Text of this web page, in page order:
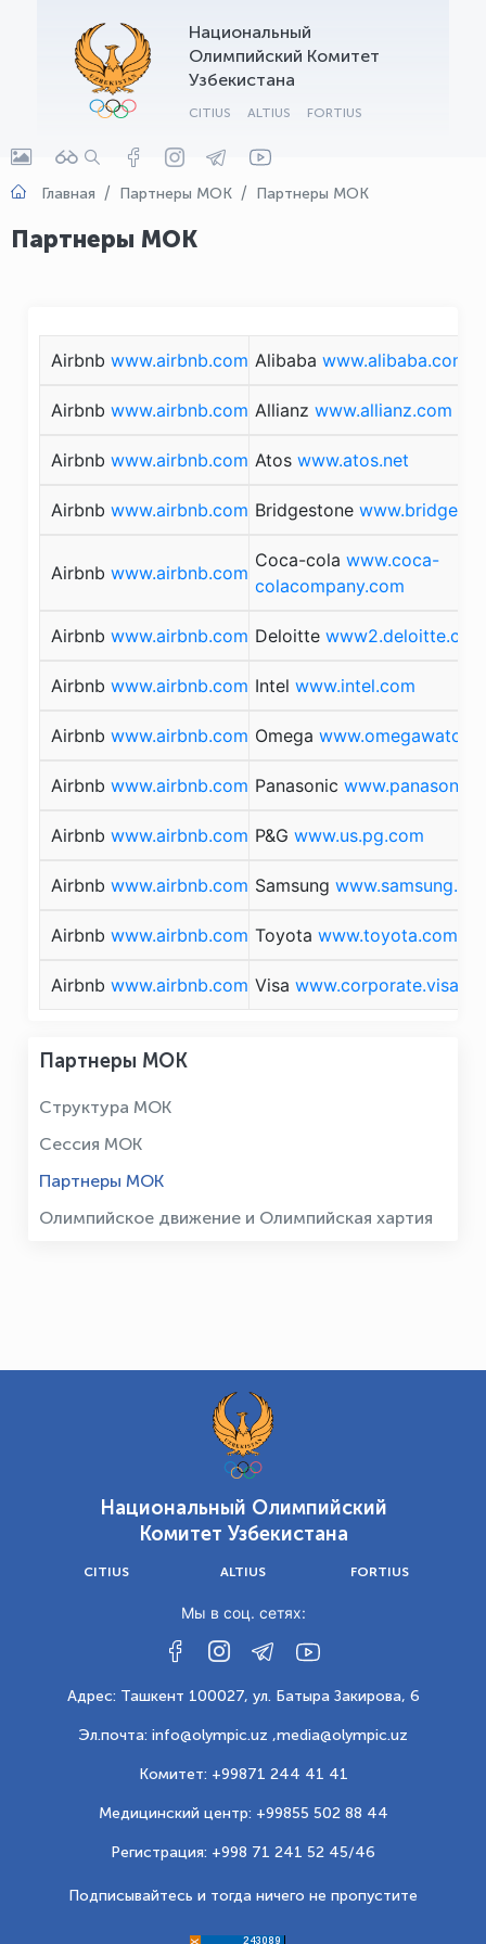
Национальный
Олимпийский Комитет
Узбекистана
CITIUS ALTIUS FORTIUS
Главная Партнеры МОК Партнеры МОК
Партнеры МОК
Airbnb www.airbnb.com Alibaba www.alibaba.com
Airbnb www.airbnb.com Allianz www.allianz.com
Airbnb www.airbnb.com Atos www.atos.net
Airbnb www.airbnb.com Bridgestone
Airbnb www.airbnb.com
Coca-cola www.coca-
colacompany.com
Airbnb www.airbnb.com Deloitte www2.deloitte.com
Airbnb www.airbnb.com Intel www.intel.com
Airbnb www.airbnb.com Omega
Airbnb www.airbnb.com Panasonic
Airbnb www.airbnb.com P&G www.us.pg.com
Airbnb www.airbnb.com Samsung
Airbnb www.airbnb.com Toyota www.toyota.com
Airbnb www.airbnb.com Visa
Партнеры МОК
Структура МОК
Сессия МОК
Партнеры МОК
Олимпийское движение и Олимпийская хартия
Национальный Олимпийский
Комитет Узбекистана
CITIUS ALTIUS FORTIUS
Мы в соц. сетях:
Адрес: Ташкент 100027, ул. Батыра Закирова, 6
Эл.почта: info@olympic.uz ,media@olympic.uz
Комитет: +99871 244 41 41
Медицинский центр: +99855 502 88 44
Регистрация: +998 71 241 52 45/46
Подписывайтесь и тогда ничего не пропустите
OLYMPCHIK AI - yordamchi
Онлайн · olympic.uz